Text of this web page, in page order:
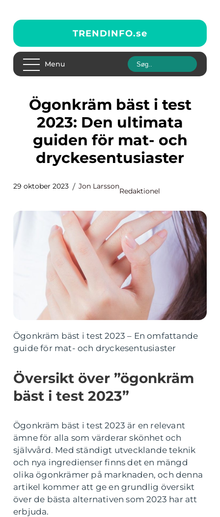
TRENDINFO.se
Menu
Ögonkräm bäst i test
2023: Den ultimata
guiden för mat- och
dryckesentusiaster
29 oktober 2023 Jon Larsson
Redaktionel
Ögonkräm bäst i test 2023 – En omfattande
guide för mat- och dryckesentusiaster
Översikt över ”ögonkräm
bäst i test 2023”
Ögonkräm bäst i test 2023 är en relevant
ämne för alla som värderar skönhet och
självvård. Med ständigt utvecklande teknik
och nya ingredienser finns det en mängd
olika ögonkrämer på marknaden, och denna
artikel kommer att ge en grundlig översikt
över de bästa alternativen som 2023 har att
erbjuda.